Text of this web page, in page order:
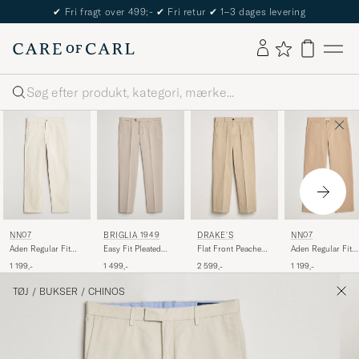
The Care of Carl Passport
Søg
NN07
Aden Regular Fit
1 199,-
BRIGLIA 1949
Easy Fit Pleated
Chino Beige
1 499,-
DRAKE'S
Flat Front Peached
2 599,-
NN07
Aden Regular Fit
1 199,-
TØJ / BUKSER / CHINOS